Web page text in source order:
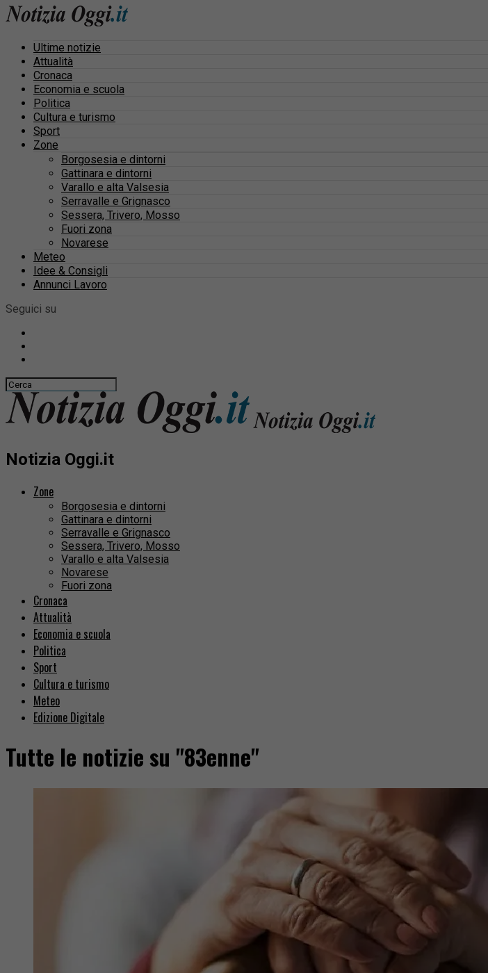
Ultime notizie
Attualità
Cronaca
Economia e scuola
Politica
Cultura e turismo
Sport
Zone
Borgosesia e dintorni
Gattinara e dintorni
Varallo e alta Valsesia
Serravalle e Grignasco
Sessera, Trivero, Mosso
Fuori zona
Novarese
Meteo
Idee & Consigli
Annunci Lavoro
Seguici su
Notizia Oggi.it
Zone
Borgosesia e dintorni
Gattinara e dintorni
Serravalle e Grignasco
Sessera, Trivero, Mosso
Varallo e alta Valsesia
Novarese
Fuori zona
Cronaca
Attualità
Economia e scuola
Politica
Sport
Cultura e turismo
Meteo
Edizione Digitale
Tutte le notizie su "83enne"